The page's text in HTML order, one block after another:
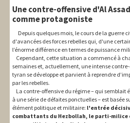
Une contre-offensive d'Al
comme protagoniste
Depuis quelques mois, le cours de la guerre
d'avancées des forces rebelles qui, d'une
l’énorme différence en termes de puissance
Cependant, cette situation a commencé à
semaines et, actuellement, une intense
tyran se développe et parvient à reprendre
par les rebelles.
La contre-offensive du régime – qui semblait
à une série de défaites ponctuelles – est basée
élément politique et militaire: l'entrée
combattants du Hezbollah, le parti-